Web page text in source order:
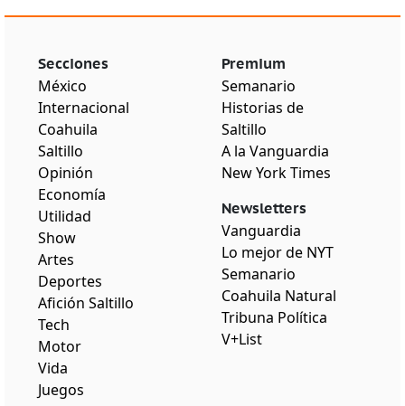
Secciones
México
Internacional
Coahuila
Saltillo
Opinión
Economía
Utilidad
Show
Artes
Deportes
Afición Saltillo
Tech
Motor
Vida
Juegos
Premium
Semanario
Historias de
Saltillo
A la Vanguardia
New York Times
Newsletters
Vanguardia
Lo mejor de NYT
Semanario
Coahuila Natural
Tribuna Política
V+List